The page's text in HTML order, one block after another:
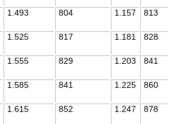
1.493 804 1.157 813
1.525 817 1.181 828
1.555 829 1.203 841
1.585 841 1.225 860
1.615 852 1.247 878